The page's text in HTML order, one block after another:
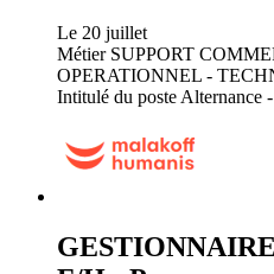
Le 20 juillet
Métier SUPPORT
OPERATIONNEL -
Intitulé du poste Alternance